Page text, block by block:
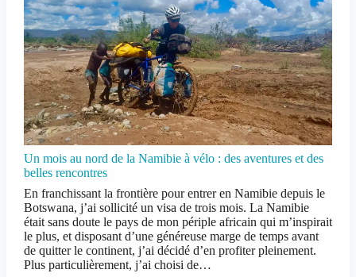
Un mois au nord de la Namibie à vélo : des aventures et des
belles rencontres
En franchissant la frontière pour entrer en Namibie depuis le
Botswana, j’ai sollicité un visa de trois mois. La Namibie
était sans doute le pays de mon périple africain qui m’inspirait
le plus, et disposant d’une généreuse marge de temps avant
de quitter le continent, j’ai décidé d’en profiter pleinement.
Plus particulièrement, j’ai choisi de…